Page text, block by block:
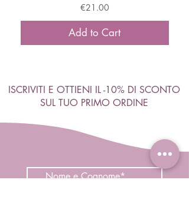
Price
€21.00
Add to Cart
ISCRIVITI E OTTIENI IL -10% DI SCONTO
SUL TUO PRIMO ORDINE